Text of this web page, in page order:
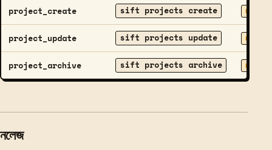
project_create sift projects create WRITE
project_update sift projects update WRITE
project_archive sift projects archive WRITE
নলেজ